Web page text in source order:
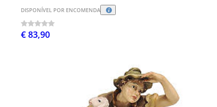
DISPONÍVEL POR ENCOMENDA
€ 83,90